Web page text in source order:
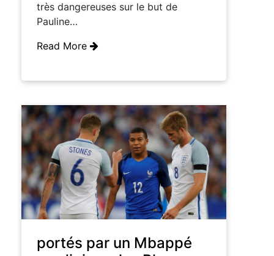
très dangereuses sur le but de
Pauline…
Read More
portés par un Mbappé